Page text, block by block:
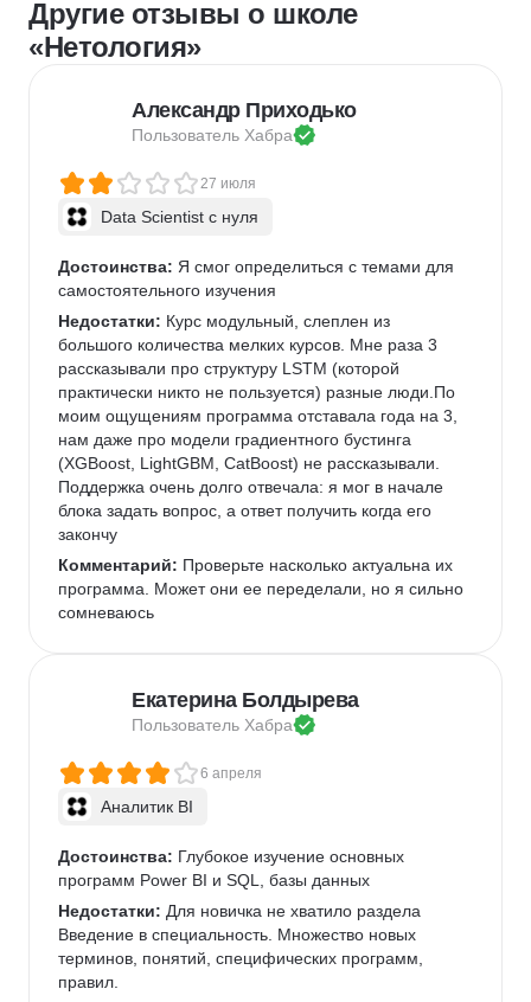
Другие отзывы о школе
«Нетология»
Александр Приходько
Пользователь Хабра
27 июля
Data Scientist с нуля
Достоинства: Я смог определиться с темами для
самостоятельного изучения
Недостатки: Курс модульный, слеплен из
большого количества мелких курсов. Мне раза 3
рассказывали про структуру LSTM (которой
практически никто не пользуется) разные люди.По
моим ощущениям программа отставала года на 3,
нам даже про модели градиентного бустинга
(XGBoost, LightGBM, CatBoost) не рассказывали.
Поддержка очень долго отвечала: я мог в начале
блока задать вопрос, а ответ получить когда его
закончу
Комментарий: Проверьте насколько актуальна их
программа. Может они ее переделали, но я сильно
сомневаюсь
Екатерина Болдырева
Пользователь Хабра
6 апреля
Аналитик BI
Достоинства: Глубокое изучение основных
программ Power BI и SQL, базы данных
Недостатки: Для новичка не хватило раздела
Введение в специальность. Множество новых
терминов, понятий, специфических программ,
правил.